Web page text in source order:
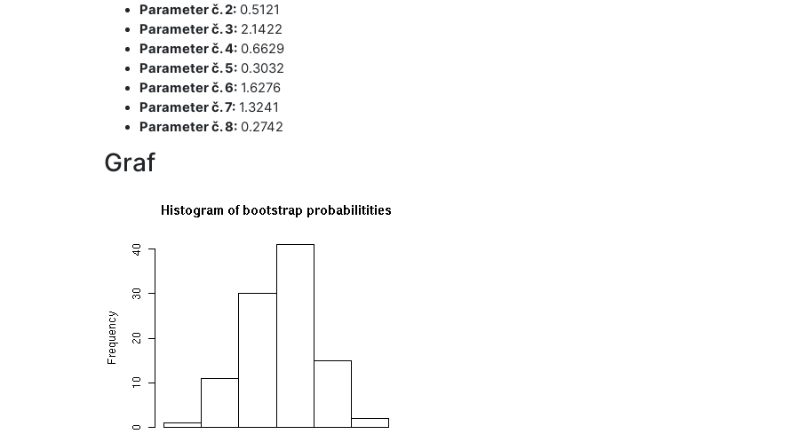
Parameter č. 2: 0.5121
Parameter č. 3: 2.1422
Parameter č. 4: 0.6629
Parameter č. 5: 0.3032
Parameter č. 6: 1.6276
Parameter č. 7: 1.3241
Parameter č. 8: 0.2742
Graf